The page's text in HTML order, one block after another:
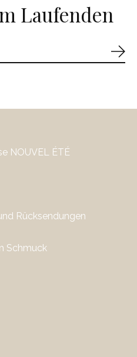
Laufenden
NOUVEL ÉTÉ
Rücksendungen
Schmuck